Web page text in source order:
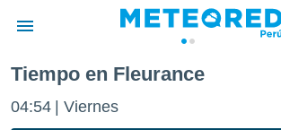
de
Tiempo en Fleurance
04:54 Viernes